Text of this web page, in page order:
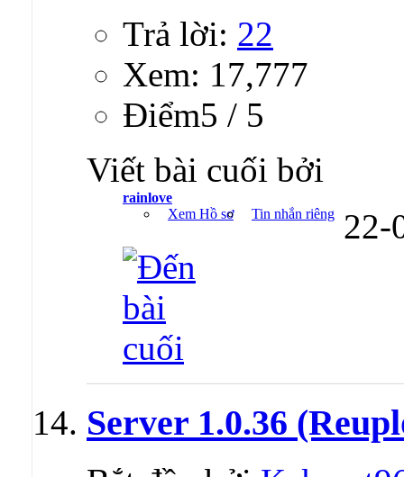
Trả lời: 22
Xem: 17,777
Ðiểm5 / 5
Viết bài cuối bởi
rainlove
Xem Hồ sơ
Tin nhắn riêng 22-
Server 1.0.36